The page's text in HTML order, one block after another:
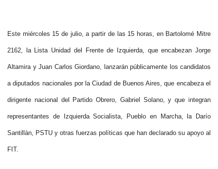
Este miércoles 15 de julio, a partir de las 15 horas, en Bartolomé Mitre
2162, la Lista Unidad del Frente de Izquierda, que encabezan Jorge
Altamira y Juan Carlos Giordano, lanzarán públicamente los candidatos
a diputados nacionales por la Ciudad de Buenos Aires, que encabeza el
dirigente nacional del Partido Obrero, Gabriel Solano, y que integran
representantes de Izquierda Socialista, Pueblo en Marcha, la Darío
Santillán, PSTU y otras fuerzas políticas que han declarado su apoyo al
FIT.